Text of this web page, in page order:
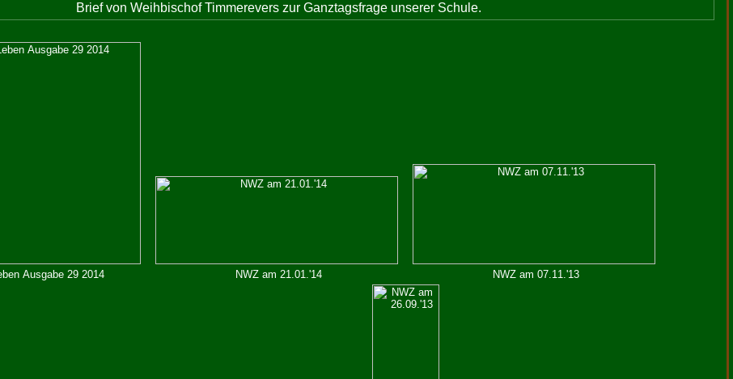
Brief von Weihbischof Timmerevers zur Ganztagsfrage unserer Schule.
Ausgabe 29 2014 NWZ am 21.01.'14 NWZ am 07.11.'13